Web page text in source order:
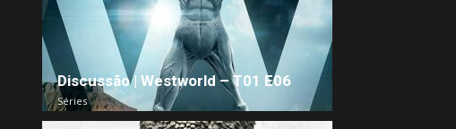
Discussão | Westworld – T01 E06
Séries